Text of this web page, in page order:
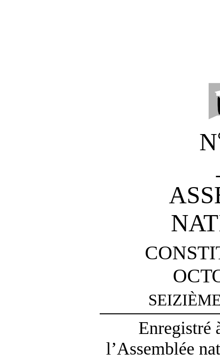
N
Enregistré
l’Assemblée